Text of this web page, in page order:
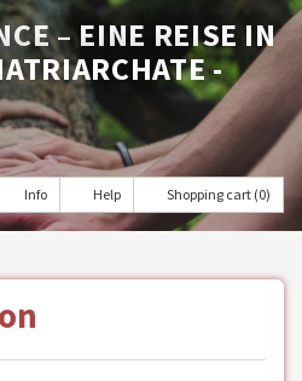
– EINE REISE IN
-
Info Help Shopping cart (0)